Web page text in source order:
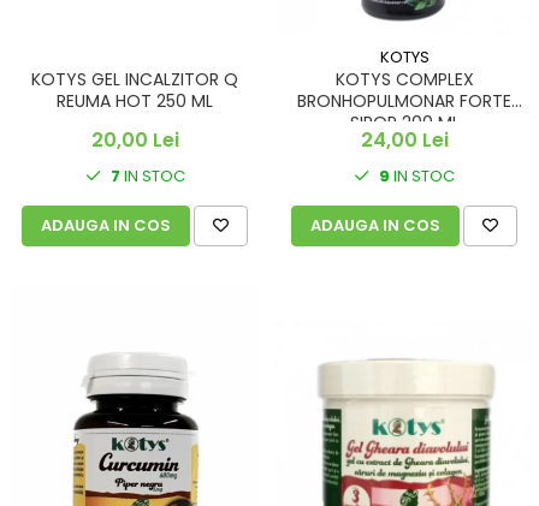
KOTYS GEL INCALZITOR Q
REUMA HOT 250 ML
20,00 Lei
7 IN STOC
ADAUGA IN COS
KOTYS
KOTYS COMPLEX
BRONHOPULMONAR FORTE
SIROP 200 ML
24,00 Lei
9 IN STOC
ADAUGA IN COS